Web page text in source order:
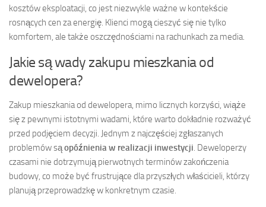
kosztów eksploatacji, co jest niezwykle ważne w kontekście
rosnących cen za energię. Klienci mogą cieszyć się nie tylko
komfortem, ale także oszczędnościami na rachunkach za media.
Jakie są wady zakupu mieszkania od
dewelopera?
Zakup mieszkania od dewelopera, mimo licznych korzyści, wiąże
się z pewnymi istotnymi wadami, które warto dokładnie rozważyć
przed podjęciem decyzji. Jednym z najczęściej zgłaszanych
problemów sąopóźnienia w realizacji inwestycji. Deweloperzy
czasami nie dotrzymują pierwotnych terminów zakończenia
budowy, co może być frustrujące dla przyszłych właścicieli, którzy
planują przeprowadzkę w konkretnym czasie.